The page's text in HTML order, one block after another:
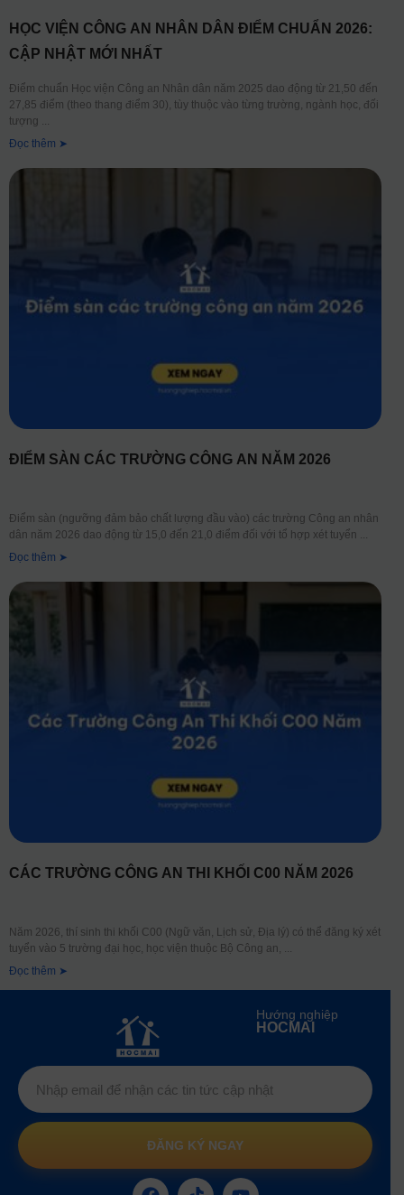
HỌC VIỆN CÔNG AN NHÂN DÂN ĐIỂM CHUẨN 2026:
CẬP NHẬT MỚI NHẤT
Điểm chuẩn Học viện Công an Nhân dân năm 2025 dao động từ 21,50 đến
27,85 điểm (theo thang điểm 30), tùy thuộc vào từng trường, ngành học, đối
tượng
Đọc thêm ➤
ĐIỂM SÀN CÁC TRƯỜNG CÔNG AN NĂM 2026
Điểm sàn (ngưỡng đảm bảo chất lượng đầu vào) các trường Công an nhân
dân năm 2026 dao động từ 15,0 đến 21,0 điểm đối với tổ hợp xét tuyển
Đọc thêm ➤
CÁC TRƯỜNG CÔNG AN THI KHỐI C00 NĂM 2026
Năm 2026, thí sinh thi khối C00 (Ngữ văn, Lịch sử, Địa lý) có thể đăng ký xét
tuyển vào 5 trường đại học, học viện thuộc Bộ Công an,
Đọc thêm ➤
Hướng nghiệp
HOCMAI
ĐĂNG KÝ NGAY